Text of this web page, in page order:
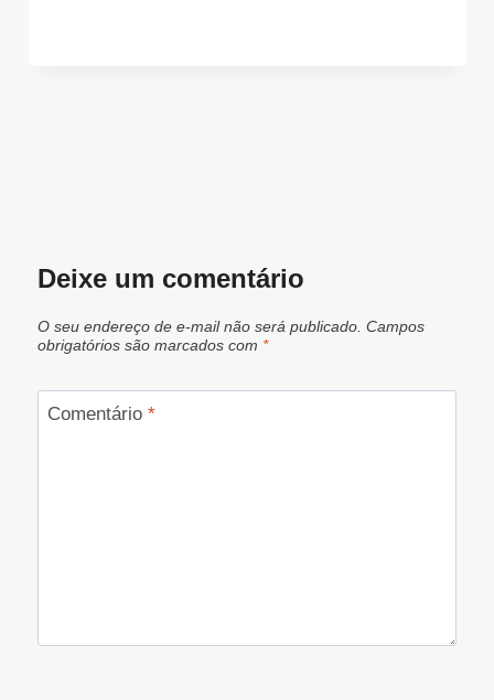
Deixe um comentário
O seu endereço de e-mail não será publicado. Campos
obrigatórios são marcados com *
Comentário *